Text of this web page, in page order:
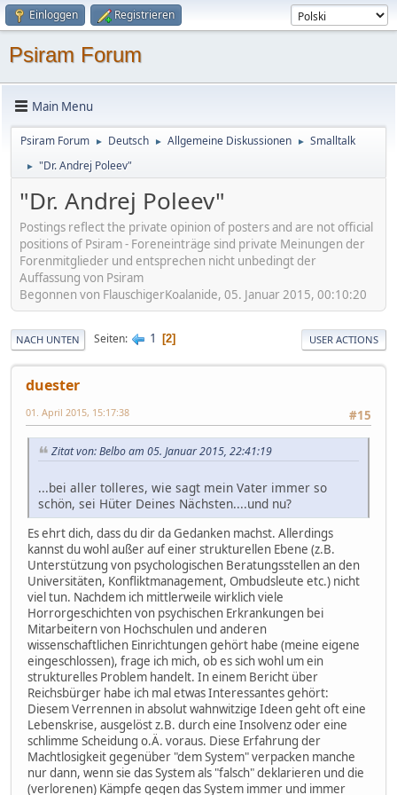
Einloggen Registrieren
Psiram Forum
Main Menu
Psiram Forum ► Deutsch ► Allgemeine Diskussionen ► Smalltalk
► "Dr. Andrej Poleev"
"Dr. Andrej Poleev"
Postings reflect the private opinion of posters and are not official
positions of Psiram - Foreneinträge sind private Meinungen der
Forenmitglieder und entsprechen nicht unbedingt der
Auffassung von Psiram
Begonnen von FlauschigerKoalanide, 05. Januar 2015, 00:10:20
NACH UNTEN Seiten 1 2 USER ACTIONS
duester
#15
01. April 2015, 15:17:38
Zitat von: Belbo am 05. Januar 2015, 22:41:19
...bei aller tolleres, wie sagt mein Vater immer so
schön, sei Hüter Deines Nächsten....und nu?
Es ehrt dich, dass du dir da Gedanken machst. Allerdings
kannst du wohl außer auf einer strukturellen Ebene (z.B.
Unterstützung von psychologischen Beratungsstellen an den
Universitäten, Konfliktmanagement, Ombudsleute etc.) nicht
viel tun. Nachdem ich mittlerweile wirklich viele
Horrorgeschichten von psychischen Erkrankungen bei
Mitarbeitern von Hochschulen und anderen
wissenschaftlichen Einrichtungen gehört habe (meine eigene
eingeschlossen), frage ich mich, ob es sich wohl um ein
strukturelles Problem handelt. In einem Bericht über
Reichsbürger habe ich mal etwas Interessantes gehört:
Diesem Verrennen in absolut wahnwitzige Ideen geht oft eine
Lebenskrise, ausgelöst z.B. durch eine Insolvenz oder eine
schlimme Scheidung o.Ä. voraus. Diese Erfahrung der
Machtlosigkeit gegenüber "dem System" verpacken manche
nur dann, wenn sie das System als "falsch" deklarieren und die
(verlorenen) Kämpfe gegen das System immer und immer